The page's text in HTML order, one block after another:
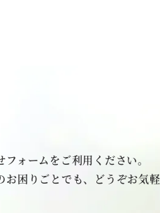
ォームをご利用ください。
困りごとでも、どうぞお気